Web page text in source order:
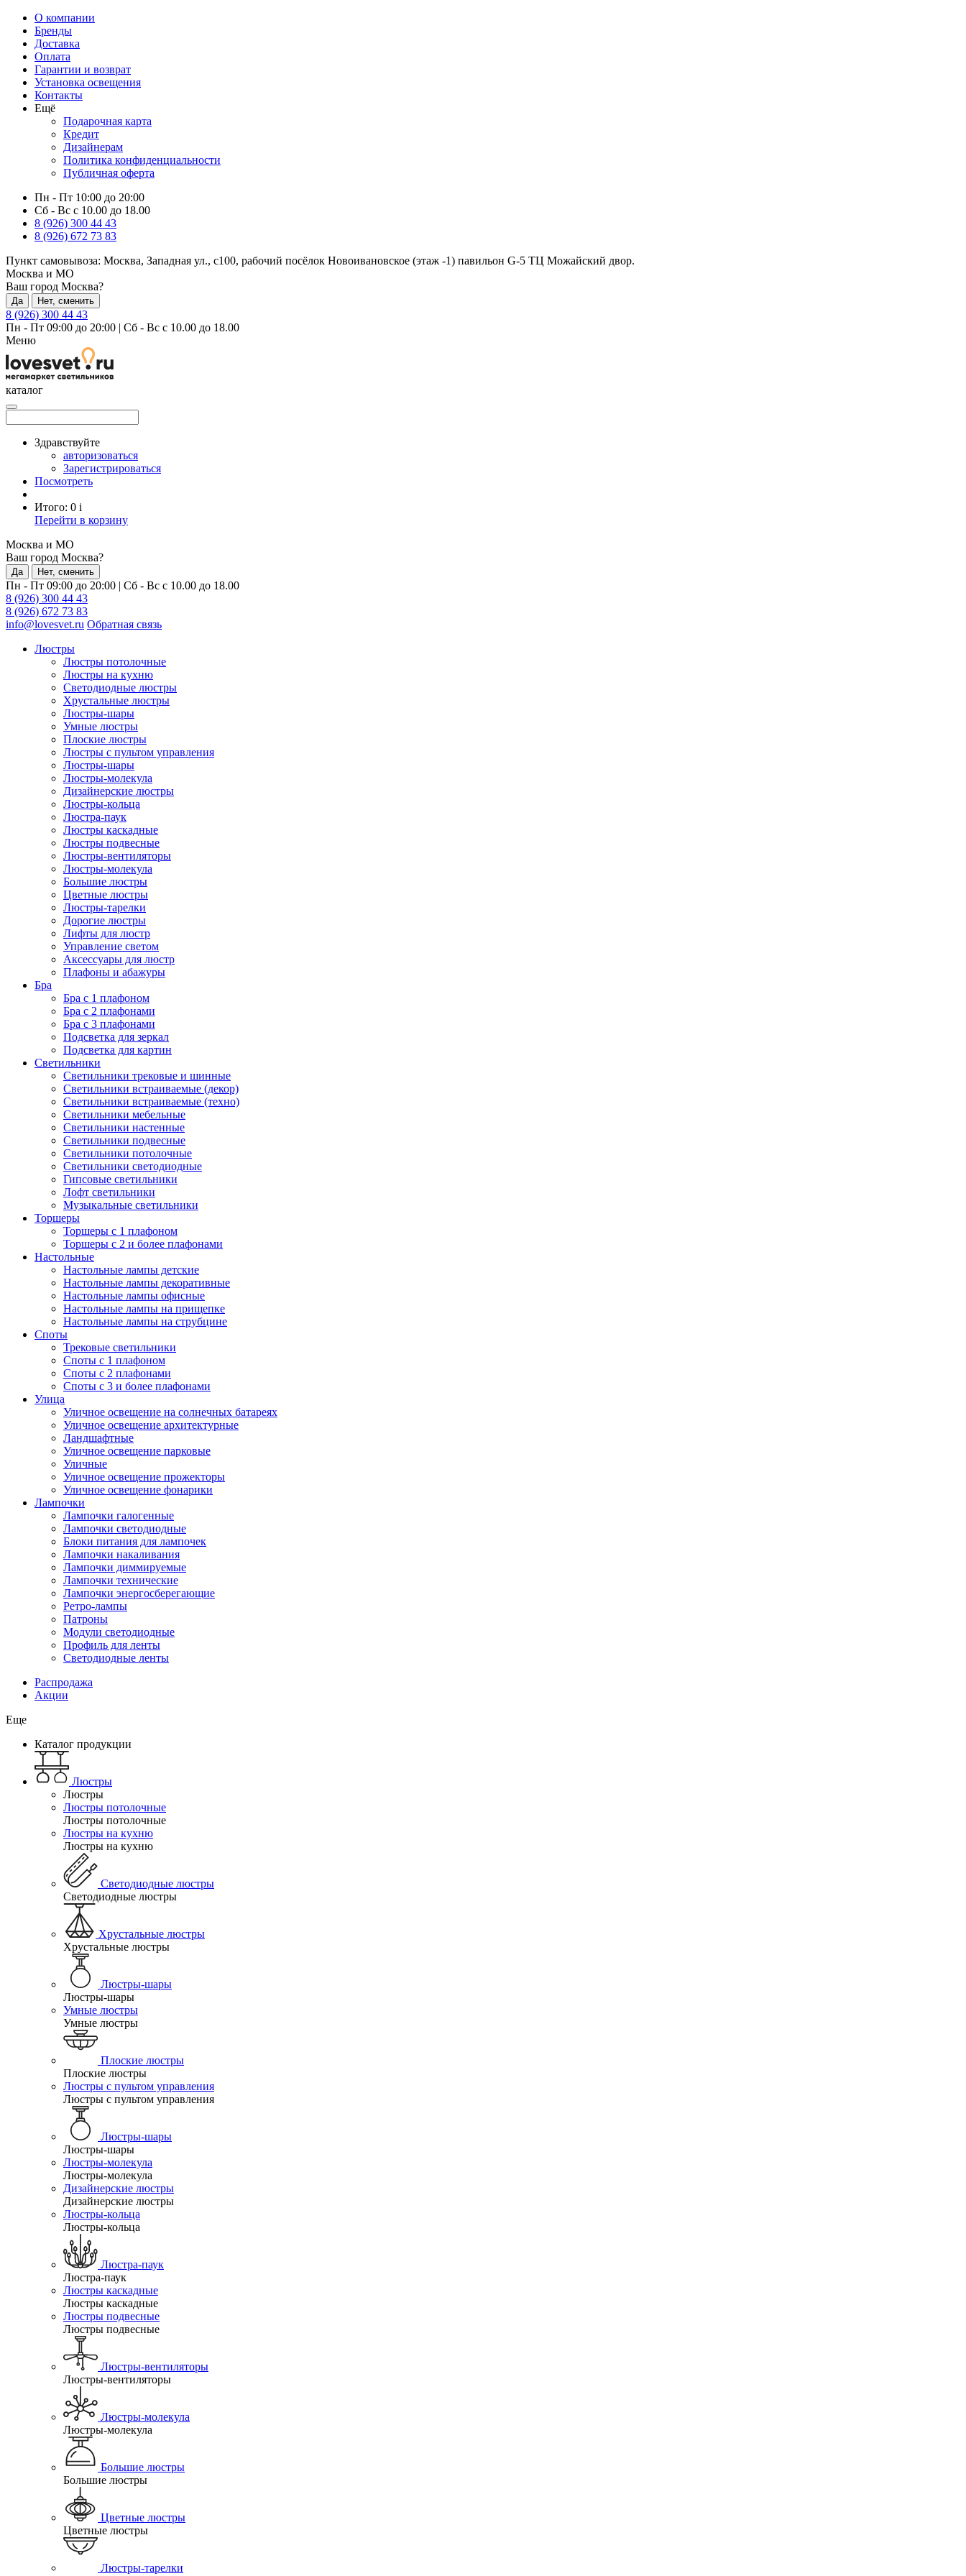
О компании
Бренды
Доставка
Оплата
Гарантии и возврат
Установка освещения
Контакты
Ещё
Подарочная карта
Кредит
Дизайнерам
Политика конфиденциальности
Публичная оферта
Пн - Пт 10:00 до 20:00
Сб - Вс с 10.00 до 18.00
8 (926) 300 44 43
8 (926) 672 73 83
Пункт самовывоза: Москва, Западная ул., с100, рабочий посёлок Новоивановское (этаж -1) павильон G-5 ТЦ Можайский двор.
Москва и МО
Ваш город Москва?
Да Нет, сменить
8 (926) 300 44 43
Пн - Пт 09:00 до 20:00 | Сб - Вс с 10.00 до 18.00
Меню
каталог
Здравствуйте
авторизоваться
Зарегистрироваться
Посмотреть
Итого: 0 i
Перейти в корзину
Москва и МО
Ваш город Москва?
Да Нет, сменить
Пн - Пт 09:00 до 20:00 | Сб - Вс с 10.00 до 18.00
8 (926) 300 44 43
8 (926) 672 73 83
info@lovesvet.ru Обратная связь
Люстры
Люстры потолочные
Люстры на кухню
Светодиодные люстры
Хрустальные люстры
Люстры-шары
Умные люстры
Плоские люстры
Люстры с пультом управления
Люстры-шары
Люстры-молекула
Дизайнерские люстры
Люстры-кольца
Люстра-паук
Люстры каскадные
Люстры подвесные
Люстры-вентиляторы
Люстры-молекула
Большие люстры
Цветные люстры
Люстры-тарелки
Дорогие люстры
Лифты для люстр
Управление светом
Аксессуары для люстр
Плафоны и абажуры
Бра
Бра с 1 плафоном
Бра с 2 плафонами
Бра с 3 плафонами
Подсветка для зеркал
Подсветка для картин
Светильники
Светильники трековые и шинные
Светильники встраиваемые (декор)
Светильники встраиваемые (техно)
Светильники мебельные
Светильники настенные
Светильники подвесные
Светильники потолочные
Светильники светодиодные
Гипсовые светильники
Лофт светильники
Музыкальные светильники
Торшеры
Торшеры с 1 плафоном
Торшеры с 2 и более плафонами
Настольные
Настольные лампы детские
Настольные лампы декоративные
Настольные лампы офисные
Настольные лампы на прищепке
Настольные лампы на струбцине
Споты
Трековые светильники
Споты с 1 плафоном
Споты с 2 плафонами
Споты с 3 и более плафонами
Улица
Уличное освещение на солнечных батареях
Уличное освещение архитектурные
Ландшафтные
Уличное освещение парковые
Уличные
Уличное освещение прожекторы
Уличное освещение фонарики
Лампочки
Лампочки галогенные
Лампочки светодиодные
Блоки питания для лампочек
Лампочки накаливания
Лампочки диммируемые
Лампочки технические
Лампочки энергосберегающие
Ретро-лампы
Патроны
Модули светодиодные
Профиль для ленты
Светодиодные ленты
Распродажа
Акции
Еще
Каталог продукции
Люстры
Люстры
Люстры потолочные
Люстры потолочные
Люстры на кухню
Люстры на кухню
Светодиодные люстры
Светодиодные люстры
Хрустальные люстры
Хрустальные люстры
Люстры-шары
Люстры-шары
Умные люстры
Умные люстры
Плоские люстры
Плоские люстры
Люстры с пультом управления
Люстры с пультом управления
Люстры-шары
Люстры-шары
Люстры-молекула
Люстры-молекула
Дизайнерские люстры
Дизайнерские люстры
Люстры-кольца
Люстры-кольца
Люстра-паук
Люстра-паук
Люстры каскадные
Люстры каскадные
Люстры подвесные
Люстры подвесные
Люстры-вентиляторы
Люстры-вентиляторы
Люстры-молекула
Люстры-молекула
Большие люстры
Большие люстры
Цветные люстры
Цветные люстры
Люстры-тарелки